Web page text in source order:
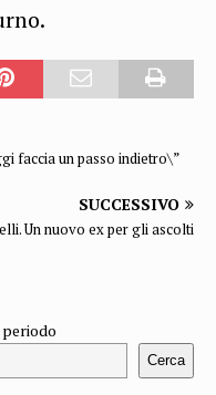
faccia un passo indietro\”
SUCCESSIVO
Un nuovo ex per gli ascolti
Cerca